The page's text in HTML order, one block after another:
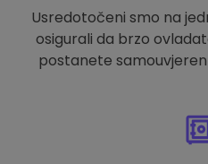
Usredotočeni smo na
osigurali da brzo
postanete